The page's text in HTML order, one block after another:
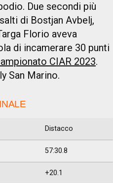
Due secondi più
di Bostjan Avbelj,
Florio aveva
di incamerare 30 punti
CIAR 2023.
San Marino.
Distacco
57:30.8
+20.1